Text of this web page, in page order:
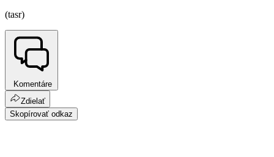
(tasr)
Komentáre
Zdielať
Skopírovať odkaz